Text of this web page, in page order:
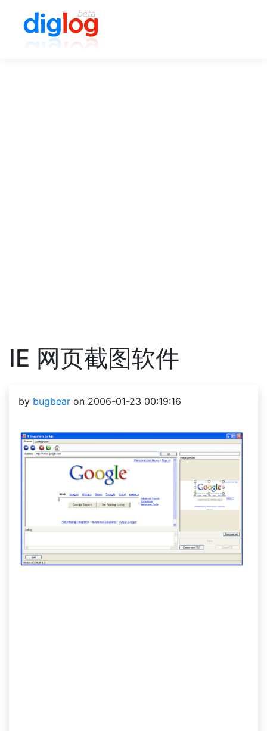
IE 网页截图软件
by bugbear on 2006-01-23 00:19:16